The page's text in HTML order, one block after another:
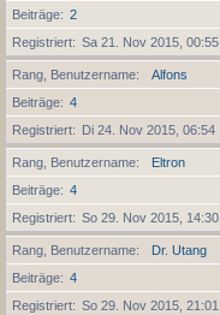
Beiträge
2
Registriert
Sa 21. Nov 2015, 00:55
Rang, Benutzername
Alfons
Beiträge
4
Registriert
Di 24. Nov 2015, 06:54
Rang, Benutzername
Eltron
Beiträge
4
Registriert
So 29. Nov 2015, 14:30
Rang, Benutzername
Dr. Utang
Beiträge
4
Registriert
So 29. Nov 2015, 21:01